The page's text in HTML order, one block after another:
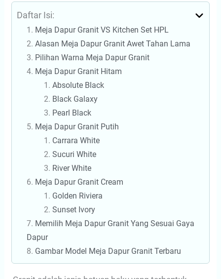
Daftar Isi:
Meja Dapur Granit VS Kitchen Set HPL
Alasan Meja Dapur Granit Awet Tahan Lama
Pilihan Warna Meja Dapur Granit
Meja Dapur Granit Hitam
Absolute Black
Black Galaxy
Pearl Black
Meja Dapur Granit Putih
Carrara White
Sucuri White
River White
Meja Dapur Granit Cream
Golden Riviera
Sunset Ivory
Memilih Meja Dapur Granit Yang Sesuai Gaya
Dapur
Gambar Model Meja Dapur Granit Terbaru